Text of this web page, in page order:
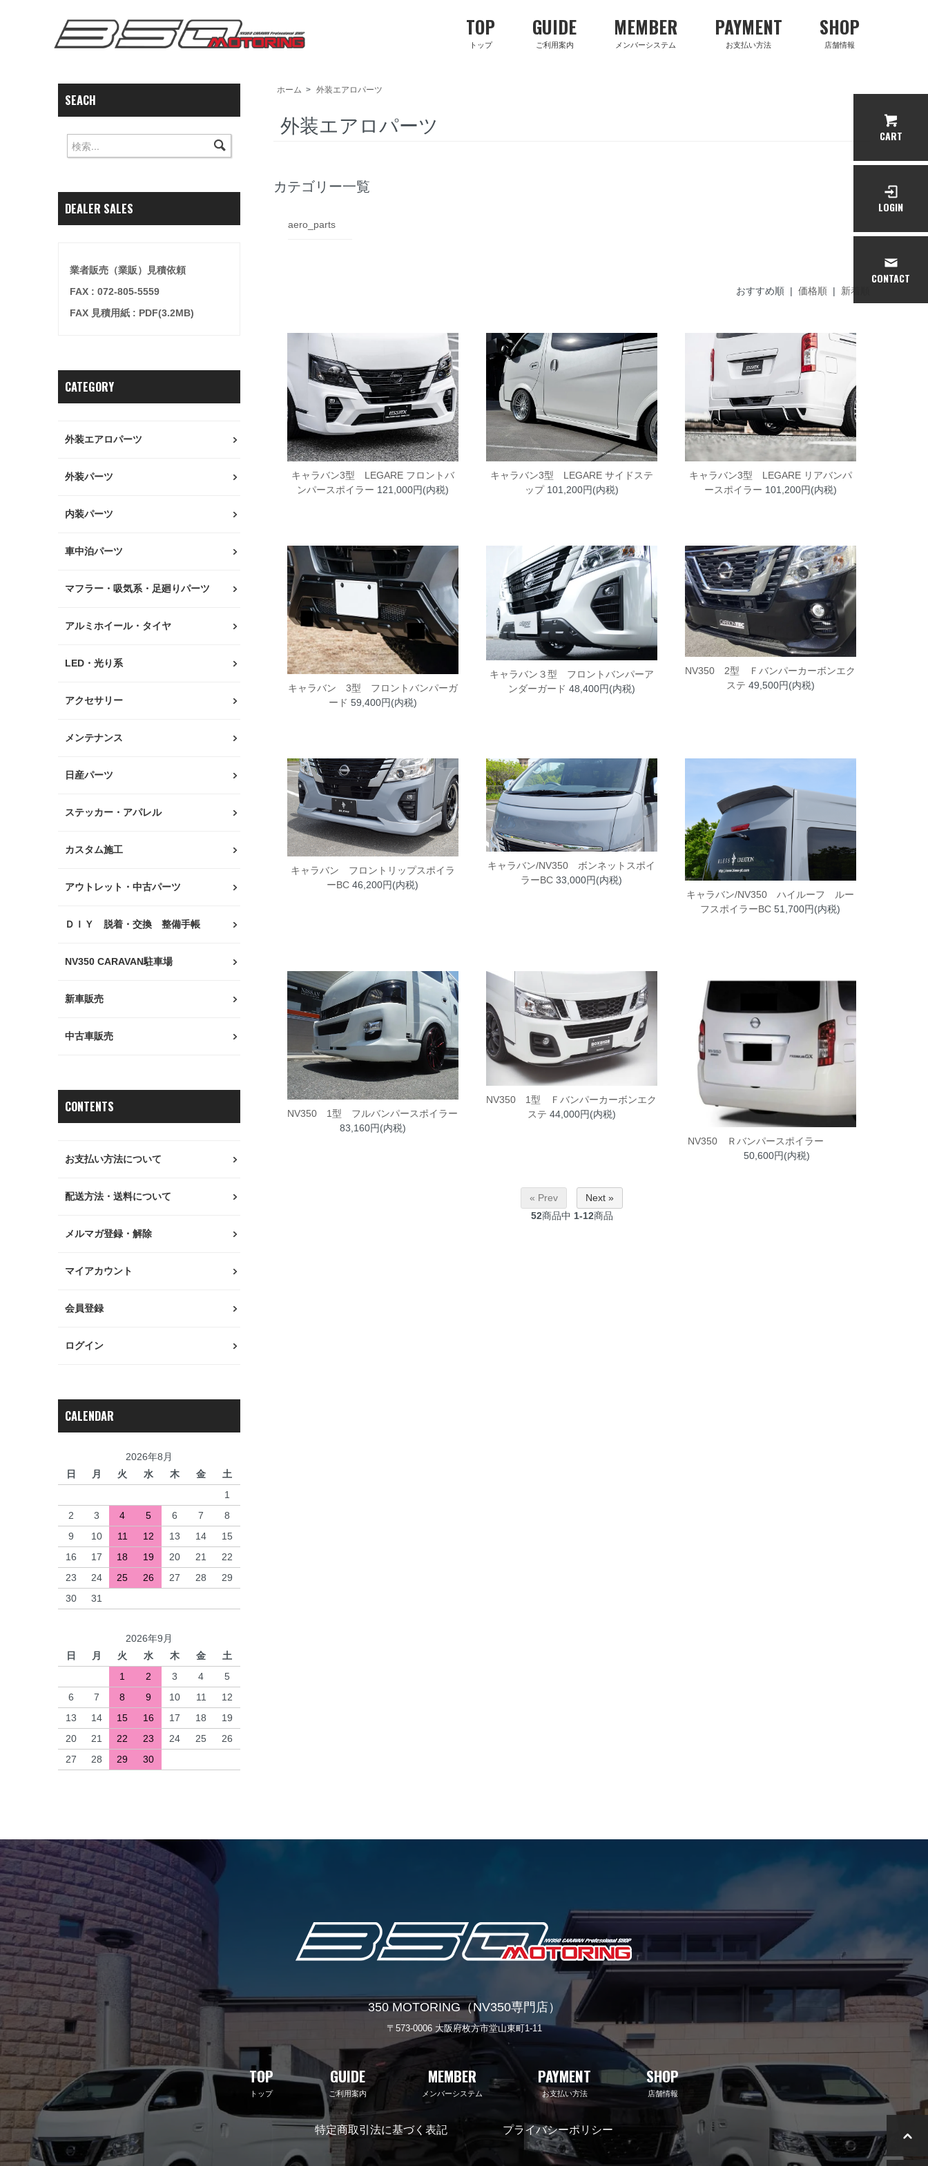
TOP
トップ
GUIDE
ご利用案内
MEMBER
メンバーシステム
PAYMENT
お支払い方法
SHOP
店舗情報
ホーム > 外装エアロパーツ
外装エアロパーツ
カテゴリー一覧
aero_parts
おすすめ順 | 価格順 | 新着順
キャラバン3型 LEGARE フロントバ
ンパースポイラー 121,000円(内税)
キャラバン3型 LEGARE サイドステ
ップ 101,200円(内税)
キャラバン3型 LEGARE リアバンパ
ースポイラー 101,200円(内税)
キャラバン 3型 フロントバンパーガ
ード 59,400円(内税)
キャラバン３型 フロントバンパーア
ンダーガード 48,400円(内税)
NV350 2型 Ｆバンパーカーボンエク
ステ 49,500円(内税)
キャラバン フロントリップスポイラ
ーBC 46,200円(内税)
キャラバン/NV350 ボンネットスポイ
ラーBC 33,000円(内税)
キャラバン/NV350 ハイルーフ ルー
フスポイラーBC 51,700円(内税)
NV350 1型 フルバンパースポイラー
83,160円(内税)
NV350 1型 Ｆバンパーカーボンエク
ステ 44,000円(内税)
NV350 Ｒバンパースポイラー
50,600円(内税)
« Prev
Next »
52商品中 1-12商品
SEACH
DEALER SALES
業者販売（業販）見積依頼
FAX : 072-805-5559
FAX 見積用紙 : PDF(3.2MB)
CATEGORY
外装エアロパーツ
外装パーツ
内装パーツ
車中泊パーツ
マフラー・吸気系・足廻りパーツ
アルミホイール・タイヤ
LED・光り系
アクセサリー
メンテナンス
日産パーツ
ステッカー・アパレル
カスタム施工
アウトレット・中古パーツ
ＤＩＹ 脱着・交換 整備手帳
NV350 CARAVAN駐車場
新車販売
中古車販売
CONTENTS
お支払い方法について
配送方法・送料について
メルマガ登録・解除
マイアカウント
会員登録
ログイン
CALENDAR
2026年8月
日
月 火 水 木 金
土
1
2
3 4 5 6 7
8
9
10 11 12 13 14
15
16
17 18 19 20 21
22
23
24 25 26 27 28
29
30
31
2026年9月
日
月 火 水 木 金
土
1
2 3 4
5
6
7 8 9 10 11
12
13
14 15 16 17 18
19
20
21 22 23 24 25
26
27
28 29 30
350 MOTORING（NV350専門店）
〒573-0006 大阪府枚方市堂山東町1-11
TOP
トップ
GUIDE
ご利用案内
MEMBER
メンバーシステム
PAYMENT
お支払い方法
SHOP
店舗情報
特定商取引法に基づく表記 プライバシーポリシー
CART
LOGIN
CONTACT